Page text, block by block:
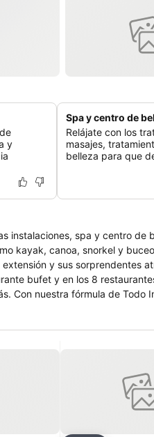
y
Spa y centro de
Relájate con los
masajes,
belleza para que
instalaciones, spa y centro
kayak, canoa, snorkel y
y sus sorprendentes
bufet y en los 8
Con nuestra fórmula de Todo
los 13 bares del complejo, en la